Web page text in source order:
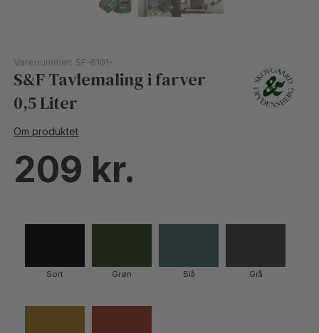
Varenummer: SF-6101-
S&F Tavlemaling i farver
0,5 Liter
Om produktet
209
Sort Grøn Blå Grå